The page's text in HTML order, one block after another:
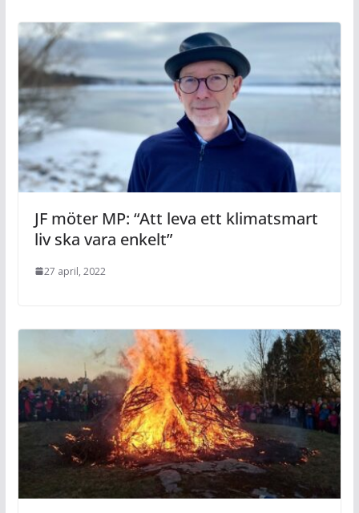
JF möter MP: “Att leva ett klimatsmart
liv ska vara enkelt”
27 april, 2022